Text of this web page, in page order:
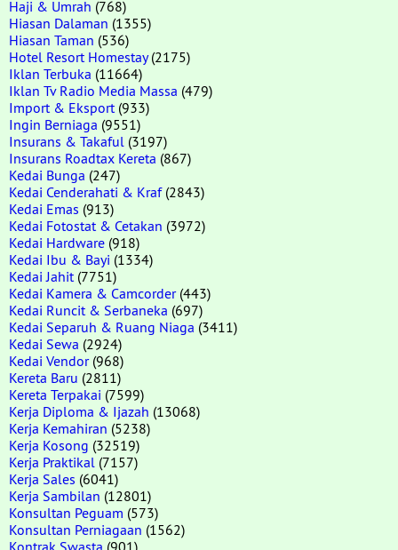
Haji & Umrah (768)
Hiasan Dalaman (1355)
Hiasan Taman (536)
Hotel Resort Homestay(2175)
Iklan Terbuka (11664)
Iklan Tv Radio Media Massa (479)
Import & Eksport (933)
Ingin Berniaga (9551)
Insurans & Takaful (3197)
Insurans Roadtax Kereta (867)
Kedai Bunga (247)
Kedai Cenderahati & Kraf(2843)
Kedai Emas (913)
Kedai Fotostat & Cetakan (3972)
Kedai Hardware (918)
Kedai Ibu & Bayi (1334)
Kedai Jahit (7751)
Kedai Kamera & Camcorder(443)
Kedai Runcit & Serbaneka (697)
Kedai Separuh & Ruang Niaga (3411)
Kedai Sewa (2924)
Kedai Vendor(968)
Kereta Baru (2811)
Kereta Terpakai (7599)
Kerja Diploma & Ijazah (13068)
Kerja Kemahiran (5238)
Kerja Kosong (32519)
Kerja Praktikal (7157)
Kerja Sales (6041)
Kerja Sambilan (12801)
Konsultan Peguam (573)
Konsultan Perniagaan (1562)
Kontrak Swasta (901)